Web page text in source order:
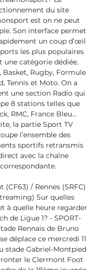
du site
est on ne peut
Son interface permet
un coup d’œil
les plus populaires
une catégorie dédiée.
Basket, Rugby, Formule
Tennis et Moto. On a
une section Radio qui
8 stations telles que
RMC, France Bleu…
la partie Sport TV
l’ensemble des
sportifs retransmis
avec la chaîne
correspondante.
(CF63) / Rennes (SRFC)
Sur quelles
à quelle heure regarder
de Ligue 1? - SPORT-
Rennais de Bruno
déplace ce mercredi 11
stade Gabriel-Montpied
le Clermont Foot